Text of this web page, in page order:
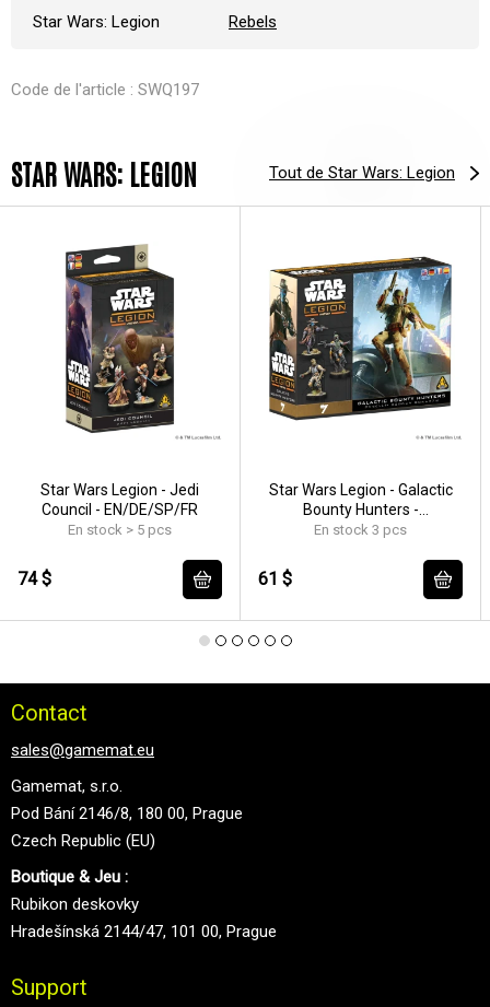
Star Wars: Legion Rebels
Code de l'article : SWQ197
STAR WARS: LEGION Tout de Star Wars: Legion
Star Wars Legion - Jedi
Council - EN/DE/SP/FR
En stock > 5 pcs
74 $
Star Wars Legion - Galactic
Bounty Hunters -
EN/DE/SP/FR
En stock 3 pcs
61 $
Contact
sales@gamemat.eu
Gamemat, s.r.o.
Pod Bání 2146/8, 180 00, Prague
Czech Republic (EU)
Boutique & Jeu :
Rubikon deskovky
Hradešínská 2144/47, 101 00, Prague
Support